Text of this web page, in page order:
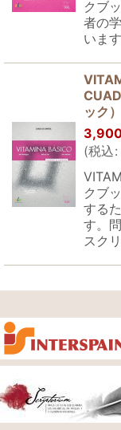
クブ
者の
いま
ック）
(税込:
クブ
する
す。
スク